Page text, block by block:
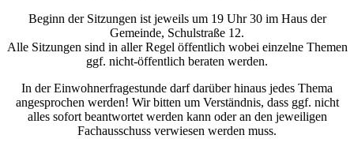
Beginn der Sitzungen ist jeweils um 19 Uhr 30 im Haus der
Gemeinde, Schulstraße 12.
Alle Sitzungen sind in aller Regel öffentlich wobei einzelne Themen
ggf. nicht-öffentlich beraten werden.
In der Einwohnerfragestunde darf darüber hinaus jedes Thema
angesprochen werden! Wir bitten um Verständnis, dass ggf. nicht
alles sofort beantwortet werden kann oder an den jeweiligen
Fachausschuss verwiesen werden muss.